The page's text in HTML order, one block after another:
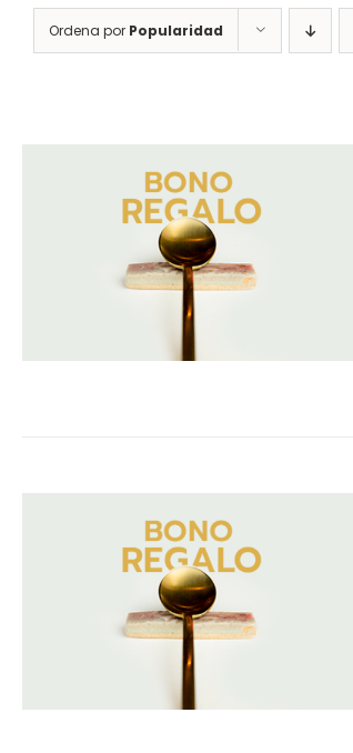
Ordena por Popularidad